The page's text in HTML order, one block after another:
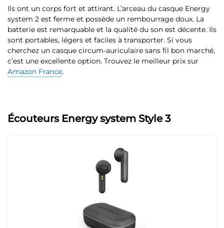
Ils ont un corps fort et attirant. L’arceau du casque Energy
system 2 est ferme et possède un rembourrage doux. La
batterie est remarquable et la qualité du son est décente. Ils
sont portables, légers et faciles à transporter. Si vous
cherchez un casque circum-auriculaire sans fil bon marché,
c’est une excellente option. Trouvez le meilleur prix sur
Amazon France.
Écouteurs Energy system Style 3